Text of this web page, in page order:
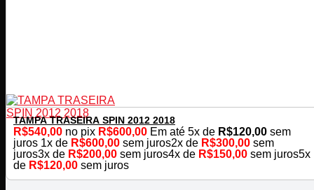
TAMPA TRASEIRA SPIN 2012 2018
R$540,00 no pix R$600,00 Em até 5x de R$120,00 sem
juros 1x de R$600,00 sem juros2x de R$300,00 sem
juros3x de R$200,00 sem juros4x de R$150,00 sem juros5x
de R$120,00 sem juros